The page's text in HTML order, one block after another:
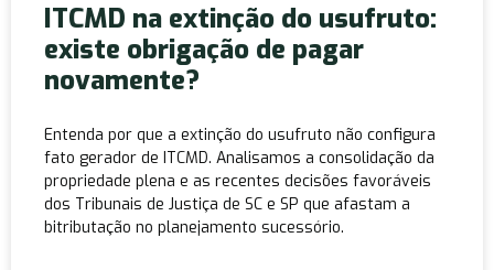
ITCMD na extinção do usufruto:
existe obrigação de pagar
novamente?
Entenda por que a extinção do usufruto não configura
fato gerador de ITCMD. Analisamos a consolidação da
propriedade plena e as recentes decisões favoráveis
dos Tribunais de Justiça de SC e SP que afastam a
bitributação no planejamento sucessório.